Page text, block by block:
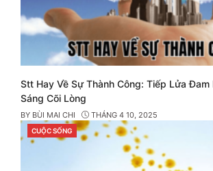
Stt Hay Về Sự Thành Công: Tiếp Lửa Đam
Sáng Cõi Lòng
BY BÙI MAI CHI
THÁNG 4 10, 2025
CATEGORIES
CUỘC SỐNG